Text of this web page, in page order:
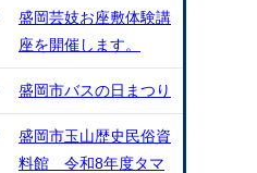
盛岡芸妓お座敷体験講
座を開催します。
盛岡市バスの日まつり
盛岡市玉山歴史民俗資
料館 令和8年度タマ